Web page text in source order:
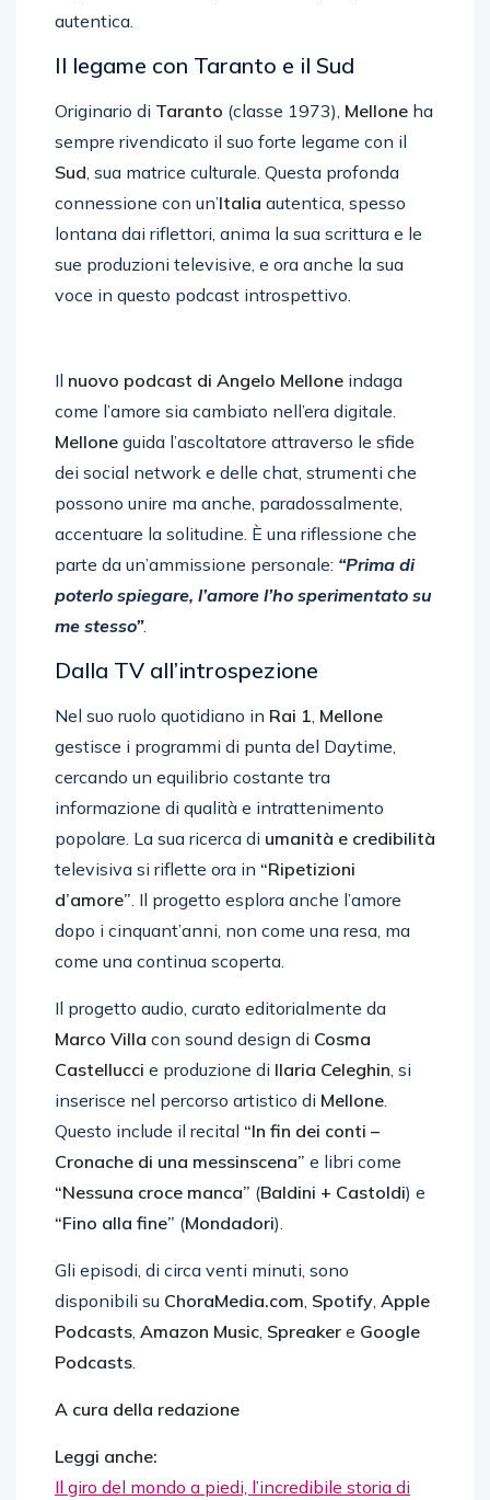
autentica.
Il legame con Taranto e il Sud
Originario di Taranto (classe 1973), Mellone ha
sempre rivendicato il suo forte legame con il
Sud, sua matrice culturale. Questa profonda
connessione con un’Italia autentica, spesso
lontana dai riflettori, anima la sua scrittura e le
sue produzioni televisive, e ora anche la sua
voce in questo podcast introspettivo.
Il nuovo podcast di Angelo Mellone indaga
come l’amore sia cambiato nell’era digitale.
Mellone guida l’ascoltatore attraverso le sfide
dei social network e delle chat, strumenti che
possono unire ma anche, paradossalmente,
accentuare la solitudine. È una riflessione che
parte da un’ammissione personale: “Prima di
poterlo spiegare, l’amore l’ho sperimentato su
me stesso”.
Dalla TV all’introspezione
Nel suo ruolo quotidiano in Rai 1, Mellone
gestisce i programmi di punta del Daytime,
cercando un equilibrio costante tra
informazione di qualità e intrattenimento
popolare. La sua ricerca di umanità e credibilità
televisiva si riflette ora in “Ripetizioni
d’amore”. Il progetto esplora anche l’amore
dopo i cinquant’anni, non come una resa, ma
come una continua scoperta.
Il progetto audio, curato editorialmente da
Marco Villa con sound design di Cosma
Castellucci e produzione di Ilaria Celeghin, si
inserisce nel percorso artistico di Mellone.
Questo include il recital “In fin dei conti –
Cronache di una messinscena” e libri come
“Nessuna croce manca” (Baldini + Castoldi) e
“Fino alla fine” (Mondadori).
Gli episodi, di circa venti minuti, sono
disponibili su ChoraMedia.com, Spotify, Apple
Podcasts, Amazon Music, Spreaker e Google
Podcasts.
A cura della redazione
Leggi anche:
Il giro del mondo a piedi, l’incredibile storia di